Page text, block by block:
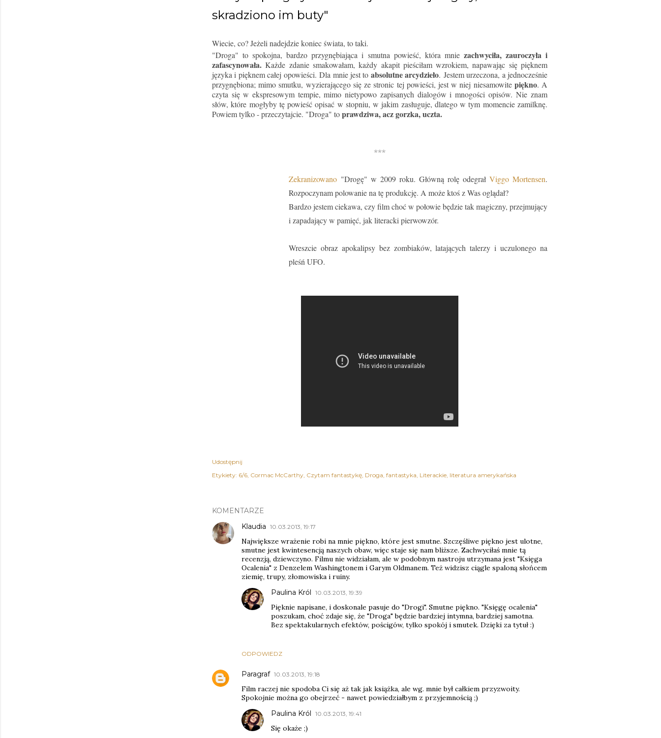
skradziono im buty"
Wiecie, co? Jeżeli nadejdzie koniec świata, to taki.
"Droga" to spokojna, bardzo przygnębiająca i smutna powieść, która mnie zachwyciła, zauroczyła i
zafascynowała. Każde zdanie smakowałam, każdy akapit pieściłam wzrokiem, napawając się pięknem
języka i pięknem całej opowieści.Dla mnie jest to absolutne arcydzieło. Jestem urzeczona, a jednocześnie
przygnębiona; mimo smutku, wyzierającego się ze stronic tej powieści, jest w niej niesamowite piękno. A
czyta się w ekspresowym tempie, mimo nietypowo zapisanych dialogów i mnogości opisów.Nie znam
słów, które mogłyby tę powieść opisać w stopniu, w jakim zasługuje, dlatego w tym momencie zamilknę.
Powiem tylko - przeczytajcie. "Droga" toprawdziwa, acz gorzka, uczta.
***
Zekranizowano "Drogę" w 2009 roku. Główną rolę odegrał Viggo Mortensen.
Rozpoczynam polowanie na tę produkcję. A może ktoś z Was oglądał?
Bardzo jestem ciekawa, czy film choć w połowie będzie tak magiczny, przejmujący
i zapadający w pamięć, jak literacki pierwowzór.
Wreszcie obraz apokalipsy bez zombiaków, latających talerzy i uczulonego na
pleśń UFO.
Udostępnij
Etykiety: 6/6 Cormac McCarthy Czytam fantastykę Droga fantastyka Literackie literatura amerykańska
KOMENTARZE
Klaudia 10.03.2013, 19:17
Największe wrażenie robi na mnie piękno, które jest smutne. Szczęśliwe piękno jest ulotne,
smutne jest kwintesencją naszych obaw, więc staje się nam bliższe. Zachwyciłaś mnie tą
recenzją, dziewczyno. Filmu nie widziałam, ale w podobnym nastroju utrzymana jest "Księga
Ocalenia" z Denzelem Washingtonem i Garym Oldmanem. Też widzisz ciągle spaloną słońcem
ziemię, trupy, złomowiska i ruiny.
ODPOWIEDZ
Paulina Król 10.03.2013, 19:39
Pięknie napisane, i doskonale pasuje do "Drogi". Smutne piękno. "Księgę ocalenia"
poszukam, choć zdaje się, że "Droga" będzie bardziej intymna, bardziej samotna.
Bez spektakularnych efektów, pościgów, tylko spokój i smutek. Dzięki za tytuł :)
Paragraf 10.03.2013, 19:18
Film raczej nie spodoba Ci się aż tak jak książka, ale wg. mnie był całkiem przyzwoity.
Spokojnie można go obejrzeć - nawet powiedziałbym z przyjemnością ;)
Paulina Król 10.03.2013, 19:41
Się okaże ;)